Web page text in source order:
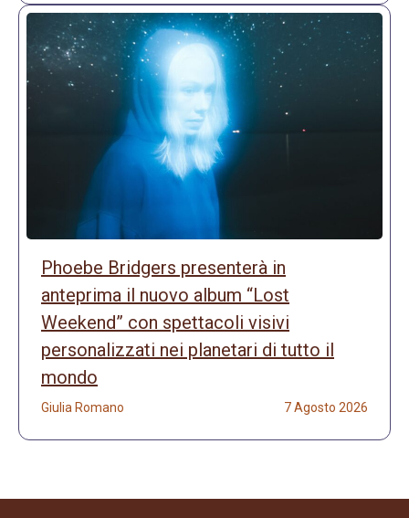
Phoebe Bridgers presenterà in
anteprima il nuovo album “Lost
Weekend” con spettacoli visivi
personalizzati nei planetari di tutto il
mondo
Giulia Romano 7 Agosto 2026